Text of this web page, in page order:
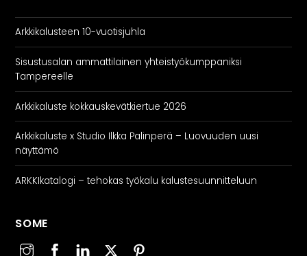
Arkkikalusteen 10-vuotisjuhla
Sisustusalan ammattilainen yhteistyökumppaniksi
Tampereelle
Arkkikaluste kokkauskevätkiertue 2026
Arkkikaluste x Studio Ilkka Palinperä – Luovuuden uusi
näyttämö
ARKKIkatalogi – tehokas työkalu kalustesuunnitteluun
SOME